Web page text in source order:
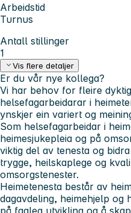
Arbeidstid
Turnus
Antall stillinger
1
Vis flere detaljer
Er du vår nye kollega?
Vi har behov for fleire
helsefagarbeidarar i
ynskjer ein variert og
Som helsefagarbeidar i
heimesjukepleia og på
viktig del av tenesta og
trygge, heilskaplege og
omsorgstenester.
Heimetenesta består av
dagavdeling, heimehjelp og